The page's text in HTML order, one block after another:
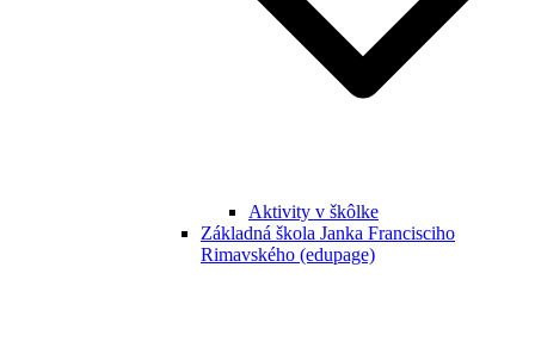
Aktivity v škôlke
Základná škola Janka Francisciho
Rimavského (edupage)